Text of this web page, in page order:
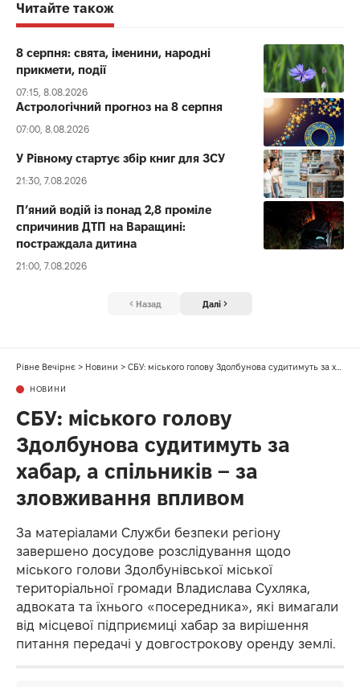
Читайте також
8 серпня: свята, іменини, народні
прикмети, події
07:15, 8.08.2026
Астрологічний прогноз на 8 серпня
07:00, 8.08.2026
У Рівному стартує збір книг для ЗСУ
21:30, 7.08.2026
П’яний водій із понад 2,8 проміле
спричинив ДТП на Варащині:
постраждала дитина
21:00, 7.08.2026
Назад Далі
Рівне Вечірнє > Новини > СБУ: міського голову Здолбунова судитимуть за хабар, а спільників – за зловживання впливом
НОВИНИ
СБУ: міського голову
Здолбунова судитимуть за
хабар, а спільників – за
зловживання впливом
За матеріалами Служби безпеки регіону
завершено досудове розслідування щодо
міського голови Здолбунівської міської
територіальної громади Владислава Сухляка,
адвоката та їхнього «посередника», які вимагали
від місцевої підприємиці хабар за вирішення
питання передачі у довгострокову оренду землі.